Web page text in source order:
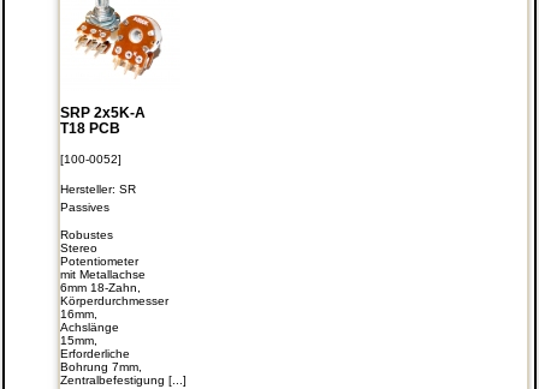
SRP 2x5K-A
T18 PCB
[100-0052]
Hersteller: SR
Passives
Robustes
Stereo
Potentiometer
mit Metallachse
6mm 18-Zahn,
Körperdurchmesser
16mm,
Achslänge
15mm,
Erforderliche
Bohrung 7mm,
Zentralbefestigung [...]